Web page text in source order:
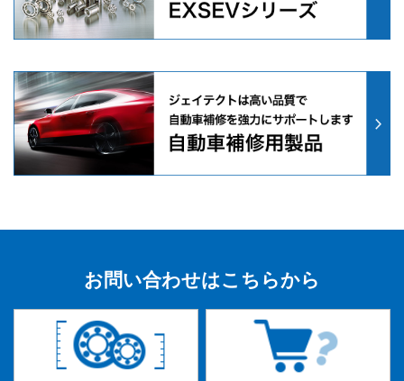
お問い合わせはこちらから